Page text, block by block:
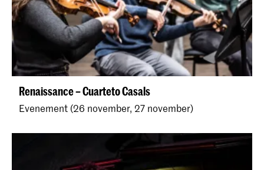
Renaissance – Cuarteto Casals
Evenement (26 november, 27 november)